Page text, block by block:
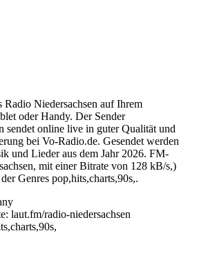
Radio Niedersachsen auf Ihrem
oder Handy. Der Sender
sendet online live in guter Qualität und
bei Vo-Radio.de. Gesendet werden
und Lieder aus dem Jahr 2026. FM-
mit einer Bitrate von 128 kB/s,)
Genres pop,hits,charts,90s,.
laut.fm/radio-niedersachsen